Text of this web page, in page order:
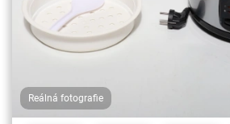
Reálná fotografie